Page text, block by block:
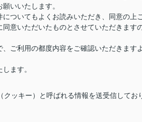
いいたします。
ついてもよくお読みいただき、同意の上
意いただいたものとさせていただきます
ご利用の都度内容をご確認いただきます
ます。
ッキー）と呼ばれる情報を送受信してお